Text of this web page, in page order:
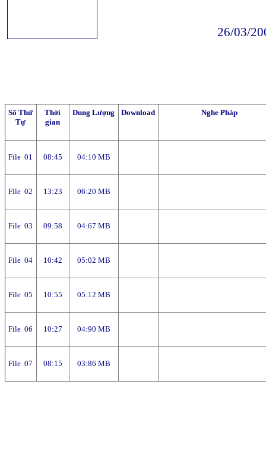
26/03/
Số Thứ
Tự
Thời
gian
Dung Lượng Download Nghe Pháp
File 01 08:45 04:10 MB
File 02 13:23 06:20 MB
File 03 09:58 04:67 MB
File 04 10:42 05:02 MB
File 05 10:55 05:12 MB
File 06 10:27 04:90 MB
File 07 08:15 03:86 MB